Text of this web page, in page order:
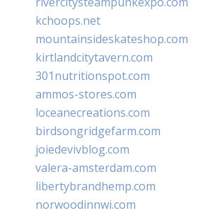
kchoops.net
mountainsideskateshop.com
kirtlandcitytavern.com
301nutritionspot.com
ammos-stores.com
loceanecreations.com
birdsongridgefarm.com
joiedevivblog.com
valera-amsterdam.com
libertybrandhemp.com
norwoodinnwi.com